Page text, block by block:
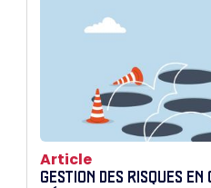
Article
GESTION DES RISQUES